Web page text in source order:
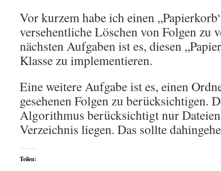
Vor kurzem habe ich einen
versehentliche Löschen von Folgen zu
nächsten Aufgaben ist es, diesen
Klasse zu implementieren.
Eine weitere Aufgabe ist es, einen
gesehenen Folgen zu berücksichtigen.
Algorithmus berücksichtigt nur
Verzeichnis liegen. Das sollte
Teilen: